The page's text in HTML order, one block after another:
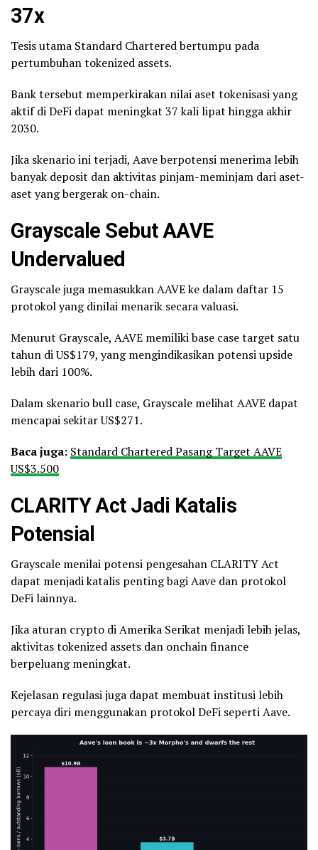
37x
Tesis utama Standard Chartered bertumpu pada
pertumbuhan tokenized assets.
Bank tersebut memperkirakan nilai aset tokenisasi yang
aktif di DeFi dapat meningkat 37 kali lipat hingga akhir
2030.
Jika skenario ini terjadi, Aave berpotensi menerima lebih
banyak deposit dan aktivitas pinjam-meminjam dari aset-
aset yang bergerak on-chain.
Grayscale Sebut AAVE
Undervalued
Grayscale juga memasukkan AAVE ke dalam daftar 15
protokol yang dinilai menarik secara valuasi.
Menurut Grayscale, AAVE memiliki base case target satu
tahun di US$179, yang mengindikasikan potensi upside
lebih dari 100%.
Dalam skenario bull case, Grayscale melihat AAVE dapat
mencapai sekitar US$271.
Baca juga: Standard Chartered Pasang Target AAVE
US$3.500
CLARITYActJadi Katalis
Potensial
Grayscale menilai potensi pengesahan CLARITY Act
dapat menjadi katalis penting bagi Aave dan protokol
DeFi lainnya.
Jika aturan crypto di Amerika Serikat menjadi lebih jelas,
aktivitas tokenized assets dan onchain finance
berpeluang meningkat.
Kejelasan regulasi juga dapat membuat institusi lebih
percaya diri menggunakan protokol DeFi seperti Aave.